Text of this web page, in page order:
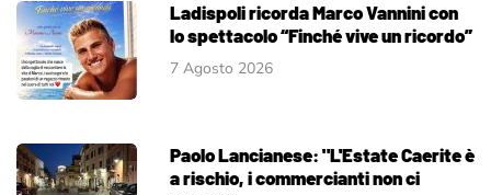
Ladispoli ricorda Marco Vannini con
lo spettacolo “Finché vive un ricordo”
7 Agosto 2026
Paolo Lancianese: "L'Estate Caerite è
a rischio, i commercianti non ci